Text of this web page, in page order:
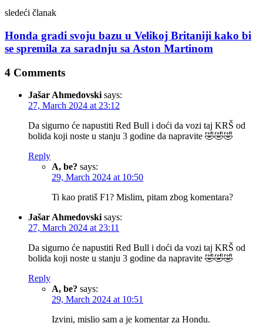
sledeći članak
Honda gradi svoju bazu u Velikoj Britaniji kako bi
se spremila za saradnju sa Aston Martinom
4 Comments
Jašar Ahmedovski says:
27, March 2024 at 23:12
Da sigurno će napustiti Red Bull i doći da vozi taj KRŠ od
bolida koji noste u stanju 3 godine da napravite 🤣🤣🤣
Reply
A, be? says:
29, March 2024 at 10:50
Ti kao pratiš F1? Mislim, pitam zbog komentara?
Jašar Ahmedovski says:
27, March 2024 at 23:11
Da sigurno će napustiti Red Bull i doći da vozi taj KRŠ od
bolida koji noste u stanju 3 godine da napravite 🤣🤣🤣
Reply
A, be? says:
29, March 2024 at 10:51
Izvini, mislio sam a je komentar za Hondu.